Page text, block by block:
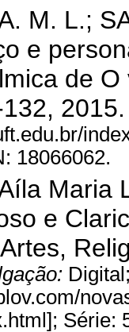
M. L.;
e
de
132,
18066062.
Maria
e
Série: